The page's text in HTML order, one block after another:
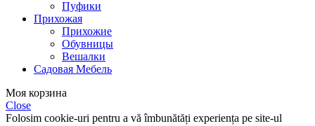
Пуфики
Прихожая
Прихожие
Обувницы
Вешалки
Садовая Мебель
Моя корзина
Close
Folosim cookie-uri pentru a vă îmbunătăți experiența pe site-ul